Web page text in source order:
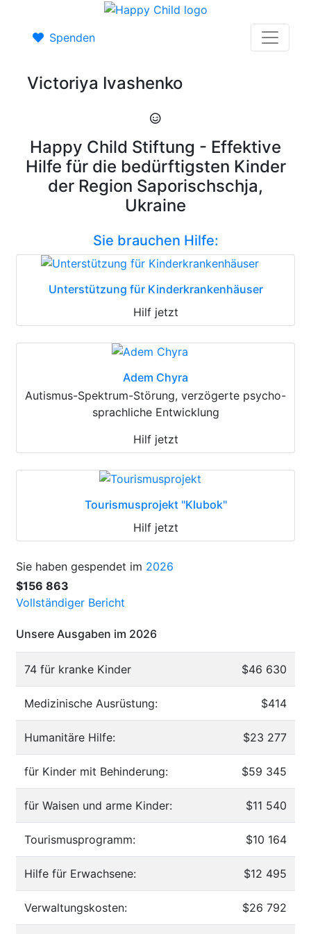
Spenden
Victoriya Ivashenko
Happy Child Stiftung - Effektive
Hilfe für die bedürftigsten Kinder
der Region Saporischschja,
Ukraine
Sie brauchen Hilfe:
Unterstützung für Kinderkrankenhäuser
Hilf jetzt
Adem Chyra
Autismus-Spektrum-Störung, verzögerte psycho-
sprachliche Entwicklung
Hilf jetzt
Tourismusprojekt "Klubok"
Hilf jetzt
Sie haben gespendet im 2026
$156 863
Vollständiger Bericht
Unsere Ausgaben im 2026
74 für kranke Kinder $46 630
Medizinische Ausrüstung: $414
Humanitäre Hilfe: $23 277
für Kinder mit Behinderung: $59 345
für Waisen und arme Kinder: $11 540
Tourismusprogramm: $10 164
Hilfe für Erwachsene: $12 495
Verwaltungskosten: $26 792